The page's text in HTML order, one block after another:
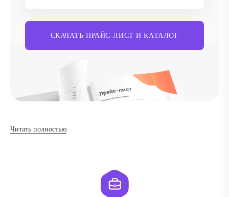
СКАЧАТЬ ПРАЙС-ЛИСТ И КАТАЛОГ
Читать полностью